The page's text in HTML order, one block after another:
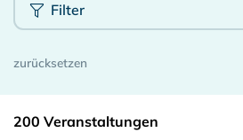
Filter
200 Veranstaltungen